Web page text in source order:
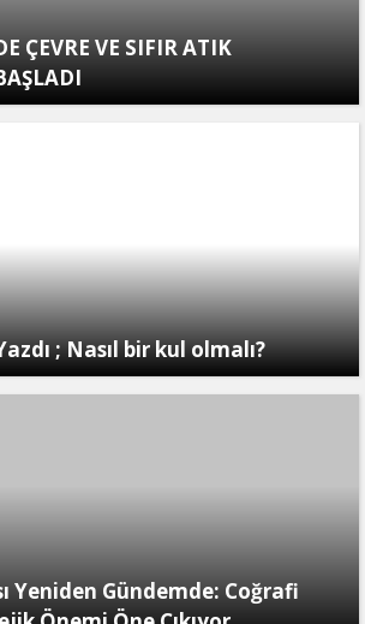
ÇEVRE VE SIFIR ATIK
; Nasıl bir kul olmalı?
Yeniden Gündemde: Coğrafi